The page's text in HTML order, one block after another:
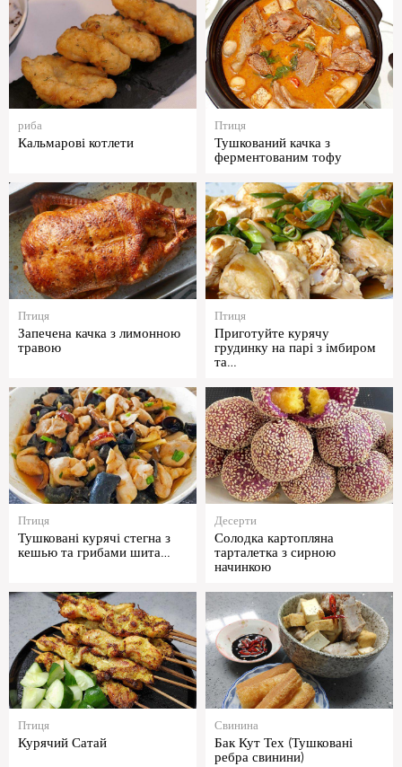
риба
Кальмарові котлети
Птиця
Тушкований качка з
ферментованим тофу
Птиця
Запечена качка з лимонною
травою
Птиця
Приготуйте курячу
грудинку на парі з імбиром
та…
Птиця
Тушковані курячі стегна з
кешью та грибами шита…
Десерти
Солодка картопляна
тарталетка з сирною
начинкою
Птиця
Курячий Сатай
Свинина
Бак Кут Тех (Тушковані
ребра свинини)